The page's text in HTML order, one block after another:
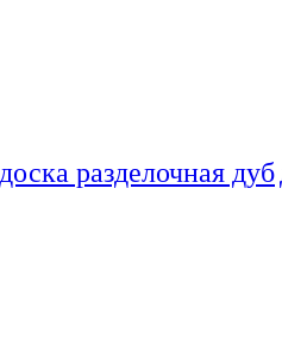
доска разделочная дуб